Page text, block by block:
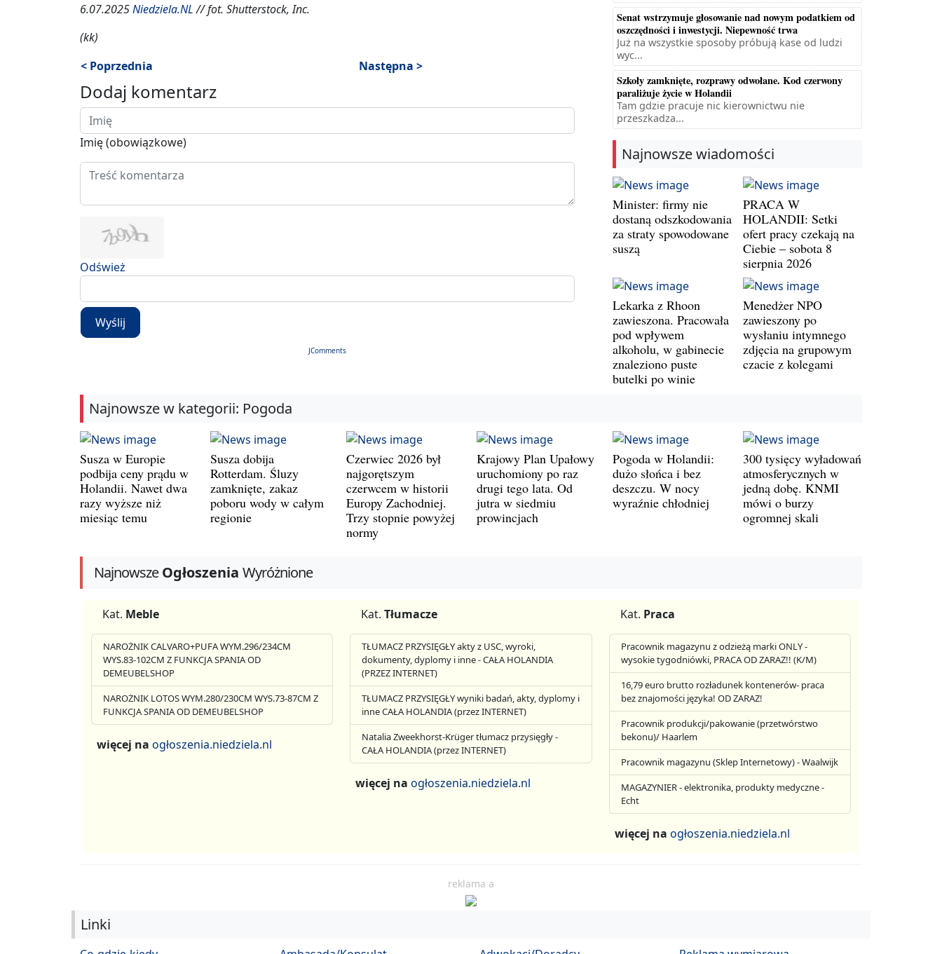
6.07.2025Niedziela.NL// fot. Shutterstock, Inc.
(kk)
< Poprzednia
Następna >
Dodaj komentarz
Imię (obowiązkowe)
Odśwież
Wyślij
JComments
Senat wstrzymuje głosowanie nad nowym podatkiem od
oszczędności i inwestycji. Niepewność trwa
Już na wszystkie sposoby próbują kase od ludzi
wyc...
Szkoły zamknięte, rozprawy odwołane. Kod czerwony
paraliżuje życie w Holandii
Tam gdzie pracuje nic kierownictwu nie
przeszkadza...
Najnowsze wiadomości
Minister: firmy nie
dostaną odszkodowania
za straty spowodowane
suszą
PRACA W
HOLANDII: Setki
ofert pracy czekają na
Ciebie – sobota 8
sierpnia 2026
Lekarka z Rhoon
zawieszona. Pracowała
pod wpływem
alkoholu, w gabinecie
znaleziono puste
butelki po winie
Menedżer NPO
zawieszony po
wysłaniu intymnego
zdjęcia na grupowym
czacie z kolegami
Najnowsze w kategorii: Pogoda
Susza w Europie
podbija ceny prądu w
Holandii. Nawet dwa
razy wyższe niż
miesiąc temu
Susza dobija
Rotterdam. Śluzy
zamknięte, zakaz
poboru wody w całym
regionie
Czerwiec 2026 był
najgorętszym
czerwcem w historii
Europy Zachodniej.
Trzy stopnie powyżej
normy
Krajowy Plan Upałowy
uruchomiony po raz
drugi tego lata. Od
jutra w siedmiu
prowincjach
Pogoda w Holandii:
dużo słońca i bez
deszczu. W nocy
wyraźnie chłodniej
300 tysięcy wyładowań
atmosferycznych w
jedną dobę. KNMI
mówi o burzy
ogromnej skali
NajnowszeOgłoszenia Wyróżnione
Kat. Meble
NAROŻNIK CALVARO+PUFA WYM.296/234CM
WYS.83-102CM Z FUNKCJA SPANIA OD
DEMEUBELSHOP
NAROŻNIK LOTOS WYM.280/230CM WYS.73-87CM Z
FUNKCJA SPANIA OD DEMEUBELSHOP
więcej na ogłoszenia.niedziela.nl
Kat. Tłumacze
TŁUMACZ PRZYSIĘGŁY akty z USC, wyroki,
dokumenty, dyplomy i inne - CAŁA HOLANDIA
(PRZEZ INTERNET)
TŁUMACZ PRZYSIĘGŁY wyniki badań, akty, dyplomy i
inne CAŁA HOLANDIA (przez INTERNET)
Natalia Zweekhorst-Krüger tłumacz przysięgły -
CAŁA HOLANDIA (przez INTERNET)
więcej naogłoszenia.niedziela.nl
Kat. Praca
Pracownik magazynu z odzieżą marki ONLY -
wysokie tygodniówki, PRACA OD ZARAZ!! (K/M)
16,79 euro brutto rozładunek kontenerów- praca
bez znajomości języka! OD ZARAZ!
Pracownik produkcji/pakowanie (przetwórstwo
bekonu)/ Haarlem
Pracownik magazynu (Sklep Internetowy) - Waalwijk
MAGAZYNIER - elektronika, produkty medyczne -
Echt
więcej na ogłoszenia.niedziela.nl
reklama a
Linki